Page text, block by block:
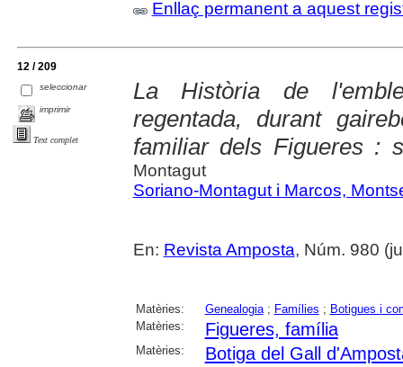
Enllaç permanent a aquest
12 / 209
seleccionar
imprimir
Text complet
La Història de
regentada, durant
familiar dels Figueres :
Montagut
Soriano-Montagut i Marcos,
En: Revista Amposta, Núm. 980
Matèries: Genealogia; Famílies ; Botigues i
Matèries:
Figueres, família
Matèries: Botiga del Gall